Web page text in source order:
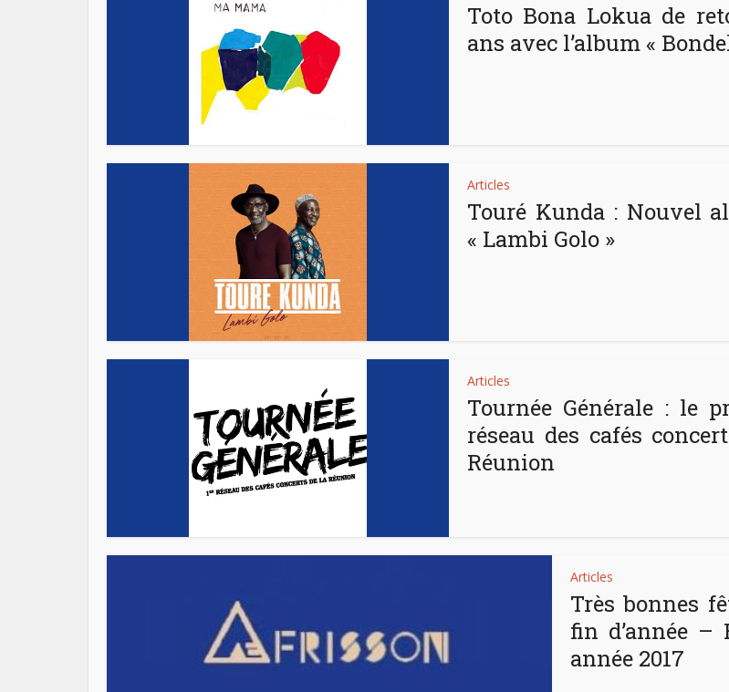
Toto Bona Lokua de
ans avec l’album «
Articles
Touré Kunda : Nouvel
« Lambi Golo »
Articles
Tournée Générale : le
réseau des cafés
Réunion
Articles
Très bonnes
fin d’année –
année 2017